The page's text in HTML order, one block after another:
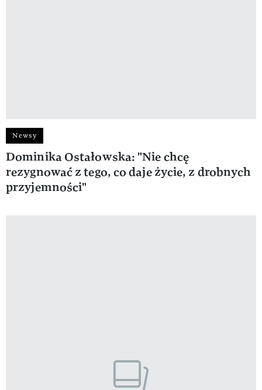
Newsy
Dominika Ostałowska: "Nie chcę
rezygnować z tego, co daje życie, z drobnych
przyjemności"